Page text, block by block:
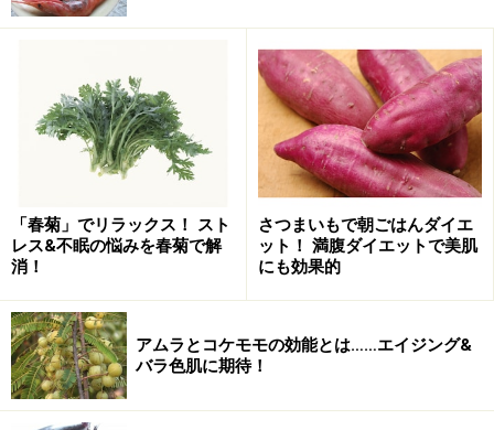
冷たい水が苦手な方はぬるま湯でもOK。
便秘を改善するうえで欠かせないのが水。便秘が起こる
原因は、腸内の水分不足とも言われています。「それな
ら水を飲めば解決できる」と安易に考えてはいけませ
ん。大腸に届く水は、わずか飲んだ量の10分の1ほど。
便秘解消のためには、“1日1.5～2リットル”を目標にしま
ネラルウォーターがオススメです。
また、やたらと水をガブ飲みしても、体が冷えて逆にむ
くみなどのトラブルが起こることに。ポイントは、回数
「春菊」でリラックス！ スト
レス&不眠の悩みを春菊で解
消！
さつまいもで朝ごはんダイエ
ット！ 満腹ダイエットで美肌
にも効果的
アムラとコケモモの効能とは……エイジング&
バラ色肌に期待！